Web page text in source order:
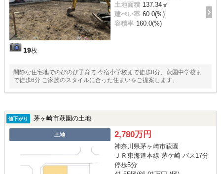
19枚
土地面積 137.34㎡
建ぺい率 60.0(%)
容積率 160.0(%)
閑静な住宅地でのびのび子育て 今宿小学校まで徒歩8分、萩園中学校ま
で徒歩6分 ご家族のスタイルに合った住まいをご提案します。
値下がり 茅ヶ崎市萩園の土地
土地 2,780万円
神奈川県茅ヶ崎市萩園
ＪＲ東海道本線 茅ケ崎 バス17分
停歩5分